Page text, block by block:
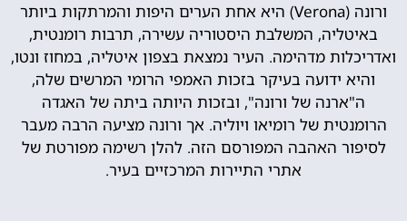
ורונה (Verona) היא אחת הערים היפות והמרתקות ביותר
באיטליה, המשלבת היסטוריה עשירה, תרבות רומנטית,
ואדריכלות מדהימה. העיר נמצאת בצפון איטליה, במחוז ונטו,
והיא ידועה בעיקר בזכות האמפי הרומי המרשים שלה,
ה"ארנה של ורונה", ובזכות היותה ביתה של האגדה
הרומנטית של רומיאו ויוליה. אך ורונה מציעה הרבה מעבר
לסיפור האהבה המפורסם הזה. להלן רשימה מפורטת של
אתרי התיירות המרכזיים בעיר.